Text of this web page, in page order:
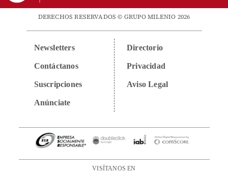
DERECHOS RESERVADOS © GRUPO MILENIO 2026
Newsletters
Contáctanos
Suscripciones
Anúnciate
Directorio
Privacidad
Aviso Legal
VISÍTANOS EN